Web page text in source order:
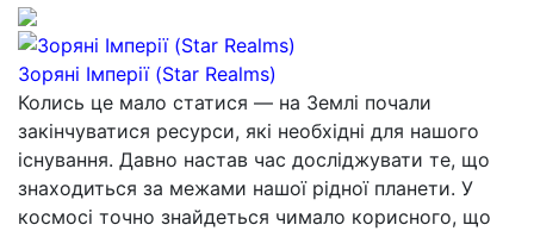
Зоряні Імперії (Star Realms)
Колись це мало статися — на Землі почали
закінчуватися ресурси, які необхідні для нашого
існування. Давно настав час досліджувати те, що
знаходиться за межами нашої рідної планети. У
космосі точно знайдеться чимало корисного, що